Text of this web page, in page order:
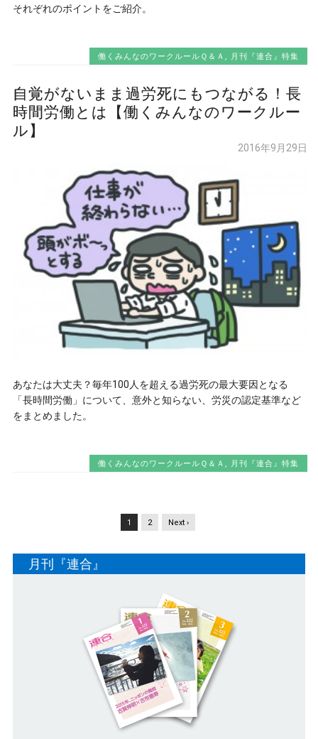
それぞれのポイントをご紹介。
働くみんなのワークルールＱ＆Ａ , 月刊『連合』特集
自覚がないまま過労死にもつながる！長
時間労働とは【働くみんなのワークルー
ル】
2016年9月29日
あなたは大丈夫？毎年100人を超える過労死の最大要因となる
「長時間労働」について、意外と知らない、労災の認定基準など
をまとめました。
働くみんなのワークルールＱ＆Ａ 月刊『連合』特集
1 2 Next ›
月刊『連合』